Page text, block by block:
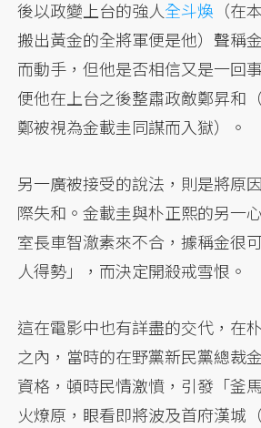
後以政變上台的強人全斗煥 （在
搬出黃金的全將軍便是他）聲稱
而動手，但他是否相信又是一回
便他在上台之後整肅政敵鄭昇和
鄭被視為金載圭同謀而入獄）。
另一廣被接受的說法，則是將原
際失和。金載圭與朴正熙的另一
室長車智澈素來不合，據稱金很
人得勢」，而決定開殺戒雪恨。
這在電影中也有詳盡的交代，在
之內，當時的在野黨新民黨總裁
資格，頓時民情激憤，引發「釜
火燎原，眼看即將波及首府漢城